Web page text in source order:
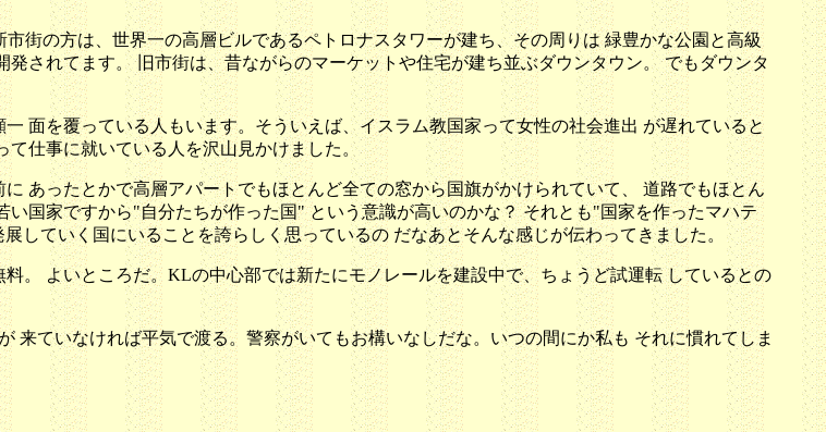
街の方は、世界一の高層ビルであるペトロナスタワーが建ち、その周りは 緑豊かな公園と高級
されてます。 旧市街は、昔ながらのマーケットや住宅が建ち並ぶダウンタウン。 でもダウンタ
面を覆っている人もいます。そういえば、イスラム教国家って女性の社会進出 が遅れていると
仕事に就いている人を沢山見かけました。
あったとかで高層アパートでもほとんど全ての窓から国旗がかけられていて、 道路でもほとん
国家ですから"自分たちが作った国" という意識が高いのかな？ それとも"国家を作ったマハテ
していく国にいることを誇らしく思っているの だなあとそんな感じが伝わってきました。
。 よいところだ。KLの中心部では新たにモノレールを建設中で、ちょうど試運転 しているとの
来ていなければ平気で渡る。警察がいてもお構いなしだな。いつの間にか私も それに慣れてしま